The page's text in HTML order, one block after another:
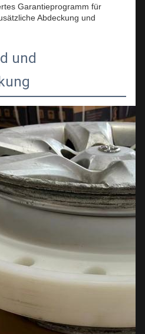
Garantieprogramm für
Abdeckung und
und